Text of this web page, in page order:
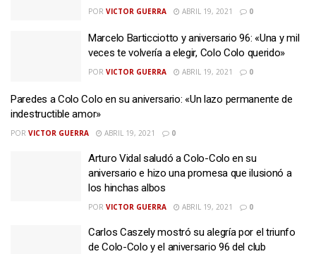
POR VICTOR GUERRA ABRIL 19, 2021 0
Marcelo Barticciotto y aniversario 96: «Una y mil
veces te volvería a elegir, Colo Colo querido»
POR VICTOR GUERRA ABRIL 19, 2021 0
Paredes a Colo Colo en su aniversario: «Un lazo permanente de
indestructible amor»
POR VICTOR GUERRA ABRIL 19, 2021 0
Arturo Vidal saludó a Colo-Colo en su
aniversario e hizo una promesa que ilusionó a
los hinchas albos
POR VICTOR GUERRA ABRIL 19, 2021 0
Carlos Caszely mostró su alegría por el triunfo
de Colo-Colo y el aniversario 96 del club